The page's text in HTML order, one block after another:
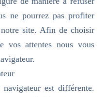
ne pourrez pas profiter
site. Afin de choisir
vos attentes nous vous
est différente.